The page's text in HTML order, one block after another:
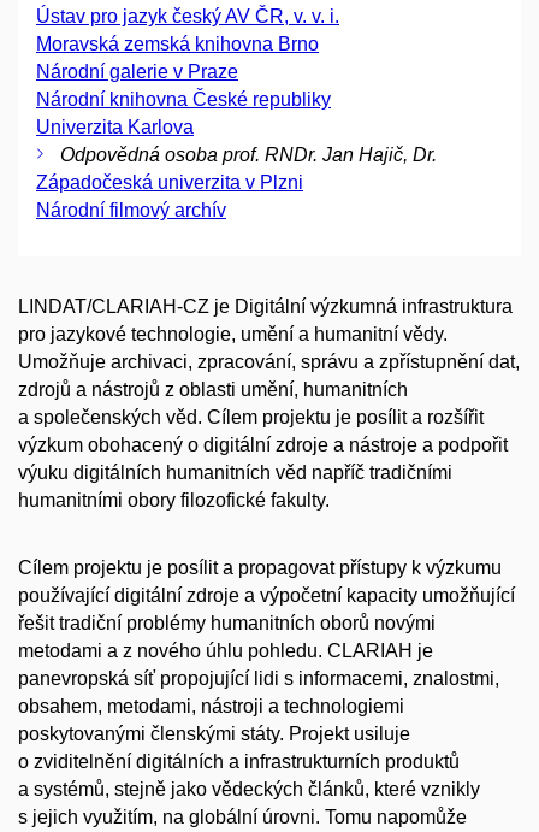
Ústav pro jazyk český AV ČR, v. v. i.
Moravská zemská knihovna Brno
Národní galerie v Praze
Národní knihovna České republiky
Univerzita Karlova
Odpovědná osoba prof. RNDr. Jan Hajič, Dr.
Západočeská univerzita v Plzni
Národní filmový archív
LINDAT/CLARIAH-CZ je Digitální výzkumná infrastruktura
pro jazykové technologie, umění a humanitní vědy.
Umožňuje archivaci, zpracování, správu a zpřístupnění dat,
zdrojů a nástrojů z oblasti umění, humanitních
a společenských věd. Cílem projektu je posílit a rozšířit
výzkum obohacený o digitální zdroje a nástroje a podpořit
výuku digitálních humanitních věd napříč tradičními
humanitními obory filozofické fakulty.
Cílem projektu je posílit a propagovat přístupy k výzkumu
používající digitální zdroje a výpočetní kapacity umožňující
řešit tradiční problémy humanitních oborů novými
metodami a z nového úhlu pohledu. CLARIAH je
panevropská síť propojující lidi s informacemi, znalostmi,
obsahem, metodami, nástroji a technologiemi
poskytovanými členskými státy. Projekt usiluje
o zviditelnění digitálních a infrastrukturních produktů
a systémů, stejně jako vědeckých článků, které vznikly
s jejich využitím, na globální úrovni. Tomu napomůže